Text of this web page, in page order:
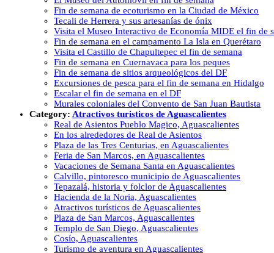
Fin de semana de ecoturismo en la Ciudad de México
Tecali de Herrera y sus artesanías de ónix
Visita el Museo Interactivo de Economía MIDE el fin de
Fin de semana en el campamento La Isla en Querétaro
Visita el Castillo de Chapultepec el fin de semana
Fin de semana en Cuernavaca para los peques
Fin de semana de sitios arqueológicos del DF
Excursiones de pesca para el fin de semana en Hidalgo
Escalar el fin de semana en el DF
Murales coloniales del Convento de San Juan Bautista
Category: Atractivos turisticos de Aguascalientes
Real de Asientos Pueblo Magico, Aguascalientes
En los alrededores de Real de Asientos
Plaza de las Tres Centurias, en Aguascalientes
Feria de San Marcos, en Aguascalientes
Vacaciones de Semana Santa en Aguascalientes
Calvillo, pintoresco municipio de Aguascalientes
Tepazalá, historia y folclor de Aguascalientes
Hacienda de la Noria, Aguascalientes
Atractivos turísticos de Aguascalientes
Plaza de San Marcos, Aguascalientes
Templo de San Diego, Aguascalientes
Cosío, Aguascalientes
Turismo de aventura en Aguascalientes